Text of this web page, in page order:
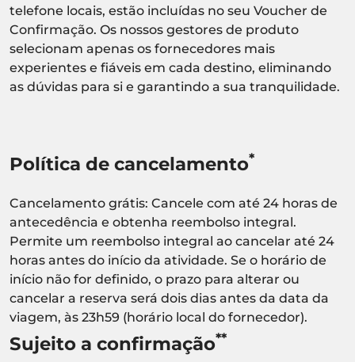
telefone locais, estão incluídas no seu Voucher de
Confirmação. Os nossos gestores de produto
selecionam apenas os fornecedores mais
experientes e fiáveis em cada destino, eliminando
as dúvidas para si e garantindo a sua tranquilidade.
Política de cancelamento*
Cancelamento grátis: Cancele com até 24 horas de
antecedência e obtenha reembolso integral.
Permite um reembolso integral ao cancelar até 24
horas antes do início da atividade. Se o horário de
início não for definido, o prazo para alterar ou
cancelar a reserva será dois dias antes da data da
viagem, às 23h59 (horário local do fornecedor).
Sujeito a confirmação**